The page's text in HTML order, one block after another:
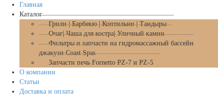
Главная
Каталог
Грили | Барбекю | Коптильни | Тандыры
Очаг| Чаша для костра| Уличный камин
Фильтры и запчасти на гидромассажный бассейн
джакузи Coast Spas
Запчасти печь Fornetto PZ-7 и PZ-5
О компании
Статьи
Доставка и оплата